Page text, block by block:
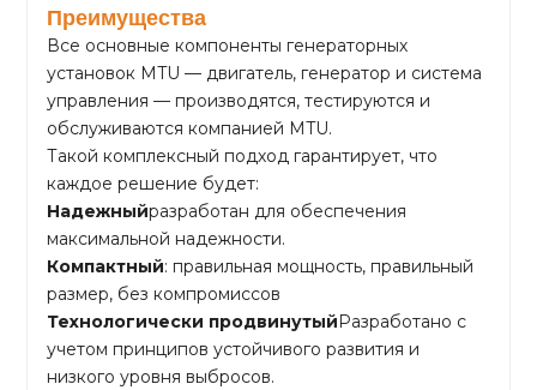
Преимущества
Все основные компоненты генераторных
установок MTU — двигатель, генератор и система
управления — производятся, тестируются и
обслуживаются компанией MTU.
Такой комплексный подход гарантирует, что
каждое решение будет:
Надежныйразработан для обеспечения
максимальной надежности.
Компактный: правильная мощность, правильный
размер, без компромиссов
Технологически продвинутыйРазработано с
учетом принципов устойчивого развития и
низкого уровня выбросов.